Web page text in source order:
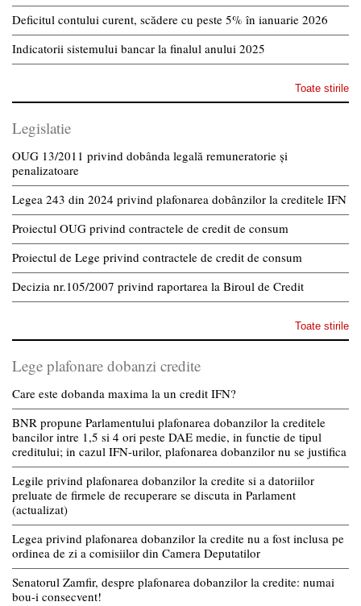
Deficitul contului curent, scădere cu peste 5% în ianuarie 2026
Indicatorii sistemului bancar la finalul anului 2025
Toate stirile
Legislatie
OUG 13/2011 privind dobânda legală remuneratorie și
penalizatoare
Legea 243 din 2024 privind plafonarea dobânzilor la creditele IFN
Proiectul OUG privind contractele de credit de consum
Proiectul de Lege privind contractele de credit de consum
Decizia nr.105/2007 privind raportarea la Biroul de Credit
Toate stirile
Lege plafonare dobanzi credite
Care este dobanda maxima la un credit IFN?
BNR propune Parlamentului plafonarea dobanzilor la creditele
bancilor intre 1,5 si 4 ori peste DAE medie, in functie de tipul
creditului; in cazul IFN-urilor, plafonarea dobanzilor nu se justifica
Legile privind plafonarea dobanzilor la credite si a datoriilor
preluate de firmele de recuperare se discuta in Parlament
(actualizat)
Legea privind plafonarea dobanzilor la credite nu a fost inclusa pe
ordinea de zi a comisiilor din Camera Deputatilor
Senatorul Zamfir, despre plafonarea dobanzilor la credite: numai
bou-i consecvent!